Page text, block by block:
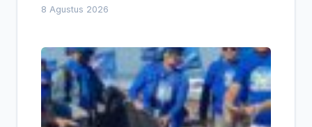
8 Agustus 2026